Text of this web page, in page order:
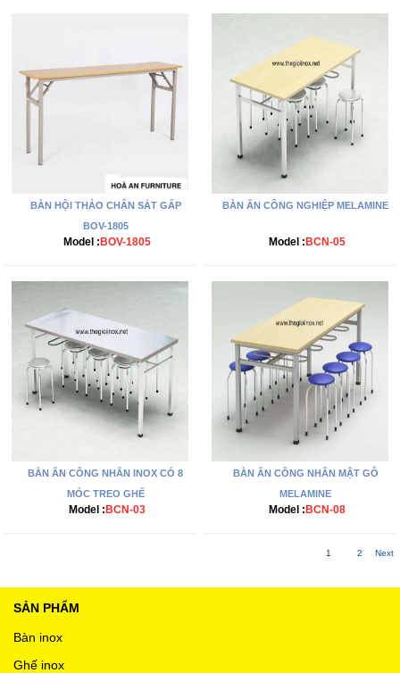
BÀN HỘI THẢO CHÂN SẮT GẤP
BOV-1805
Model : BOV-1805
BÀN ĂN CÔNG NGHIỆP MELAMINE
Model : BCN-05
BÀN ĂN CÔNG NHÂN INOX CÓ 8
MÓC TREO GHẾ
Model : BCN-03
BÀN ĂN CÔNG NHÂN MẶT GỖ
MELAMINE
Model : BCN-08
1 2 Next
SẢN PHẨM
Bàn inox
Ghế inox